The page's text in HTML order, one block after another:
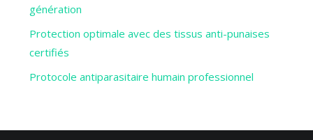
génération
Protection optimale avec des tissus anti-punaises
certifiés
Protocole antiparasitaire humain professionnel